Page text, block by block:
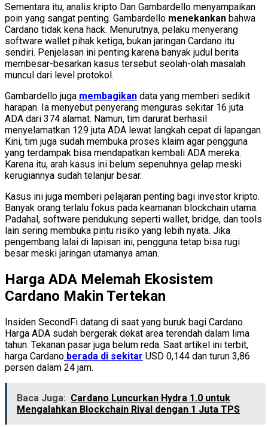
Sementara itu, analis kripto Dan Gambardello menyampaikan
poin yang sangat penting. Gambardello menekankan bahwa
Cardano tidak kena hack. Menurutnya, pelaku menyerang
software wallet pihak ketiga, bukan jaringan Cardano itu
sendiri. Penjelasan ini penting karena banyak judul berita
membesar-besarkan kasus tersebut seolah-olah masalah
muncul dari level protokol.
Gambardello juga membagikan data yang memberi sedikit
harapan. Ia menyebut penyerang menguras sekitar 16 juta
ADA dari 374 alamat. Namun, tim darurat berhasil
menyelamatkan 129 juta ADA lewat langkah cepat di lapangan.
Kini, tim juga sudah membuka proses klaim agar pengguna
yang terdampak bisa mendapatkan kembali ADA mereka.
Karena itu, arah kasus ini belum sepenuhnya gelap meski
kerugiannya sudah telanjur besar.
Kasus ini juga memberi pelajaran penting bagi investor kripto.
Banyak orang terlalu fokus pada keamanan blockchain utama.
Padahal, software pendukung seperti wallet, bridge, dan tools
lain sering membuka pintu risiko yang lebih nyata. Jika
pengembang lalai di lapisan ini, pengguna tetap bisa rugi
besar meski jaringan utamanya aman.
Harga ADA Melemah Ekosistem
Cardano Makin Tertekan
Insiden SecondFi datang di saat yang buruk bagi Cardano.
Harga ADA sudah bergerak dekat area terendah dalam lima
tahun. Tekanan pasar juga belum reda. Saat artikel ini terbit,
harga Cardano berada di sekitar USD 0,144 dan turun 3,86
persen dalam 24 jam.
Baca Juga: Cardano Luncurkan Hydra 1.0 untuk
Mengalahkan Blockchain Rival dengan 1 Juta TPS